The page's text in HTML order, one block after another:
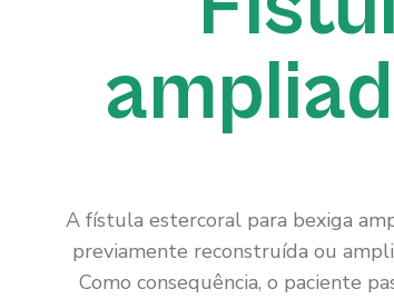
A fístula estercoral para bexiga
previamente reconstruída ou
Como consequência, o paciente